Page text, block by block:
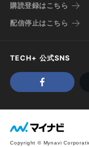
購読登録はこちら
配信停止はこちら
TECH+ 公式SNS
Copyright © Mynavi